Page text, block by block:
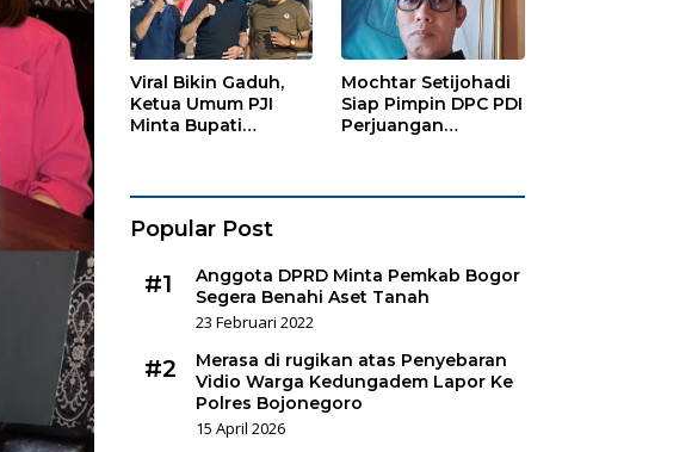
Viral Bikin Gaduh,
Ketua Umum PJI
Minta Bupati
Mochtar Setijohadi
Siap Pimpin DPC PDI
Perjuangan
Popular Post
#1
Anggota DPRD Minta Pemkab Bogor
Segera Benahi Aset Tanah
23 Februari 2022
#2
Merasa di rugikan atas Penyebaran
Vidio Warga Kedungadem Lapor Ke
Polres Bojonegoro
15 April 2026